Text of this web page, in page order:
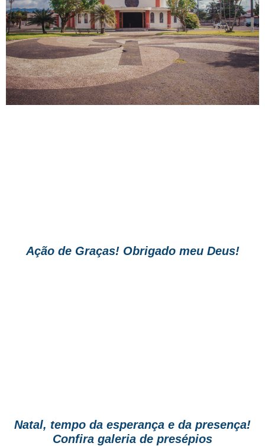
Ação de Graças! Obrigado meu Deus!
Natal, tempo da esperança e da presença!
Confira galeria de presépios